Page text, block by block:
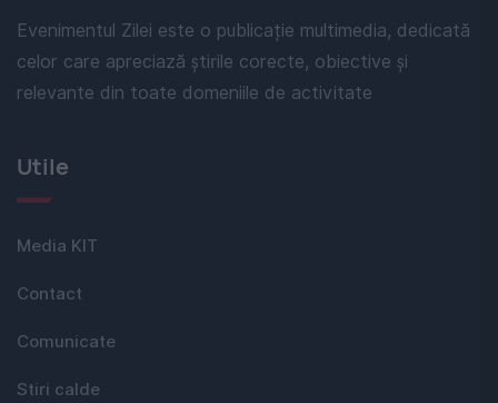
Evenimentul Zilei este o publicație multimedia, dedicată
celor care apreciază știrile corecte, obiective și
relevante din toate domeniile de activitate
Utile
Media KIT
Contact
Comunicate
Stiri calde